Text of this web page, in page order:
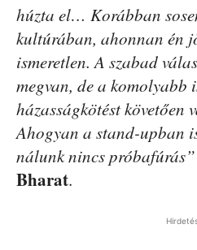
húzta el… Korábban
kultúrában, ahonnan én
ismeretlen. A szabad
megvan, de a komolyabb
házasságkötést követően
Ahogyan a stand-upban
nálunk nincs próbafúrás”
Bharat.